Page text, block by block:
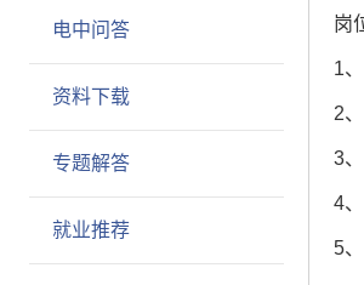
电中问答
资料下载
专题解答
就业推荐
岗
1
2
3
4
5